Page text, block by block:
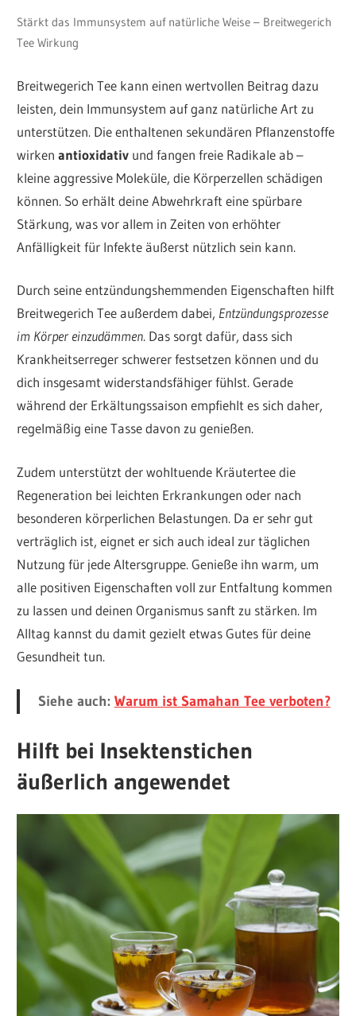
Stärkt das Immunsystem auf natürliche Weise – Breitwegerich
Tee Wirkung
Breitwegerich Tee kann einen wertvollen Beitrag dazu
leisten, dein Immunsystem auf ganz natürliche Art zu
unterstützen. Die enthaltenen sekundären Pflanzenstoffe
wirkenantioxidativ und fangen freie Radikale ab –
kleine aggressive Moleküle, die Körperzellen schädigen
können. So erhält deine Abwehrkraft eine spürbare
Stärkung, was vor allem in Zeiten von erhöhter
Anfälligkeit für Infekte äußerst nützlich sein kann.
Durch seine entzündungshemmenden Eigenschaften hilft
Breitwegerich Tee außerdem dabei, Entzündungsprozesse
im Körper einzudämmen. Das sorgt dafür, dass sich
Krankheitserreger schwerer festsetzen können und du
dich insgesamt widerstandsfähiger fühlst. Gerade
während der Erkältungssaison empfiehlt es sich daher,
regelmäßig eine Tasse davon zu genießen.
Zudem unterstützt der wohltuende Kräutertee die
Regeneration bei leichten Erkrankungen oder nach
besonderen körperlichen Belastungen. Da er sehr gut
verträglich ist, eignet er sich auch ideal zur täglichen
Nutzung für jede Altersgruppe. Genieße ihn warm, um
alle positiven Eigenschaften voll zur Entfaltung kommen
zu lassen und deinen Organismus sanft zu stärken. Im
Alltag kannst du damit gezielt etwas Gutes für deine
Gesundheit tun.
Siehe auch: Warum ist Samahan Tee verboten?
Hilft bei Insektenstichen
äußerlich angewendet